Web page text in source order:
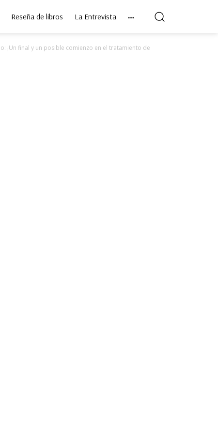
Reseña de libros La Entrevista
¡Un final y un posible comienzo en el tratamiento de